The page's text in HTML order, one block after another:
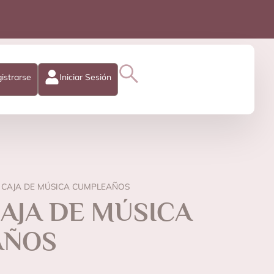
Iniciar Sesión
CAJA DE MÚSICA CUMPLEAÑOS
DE MÚSICA